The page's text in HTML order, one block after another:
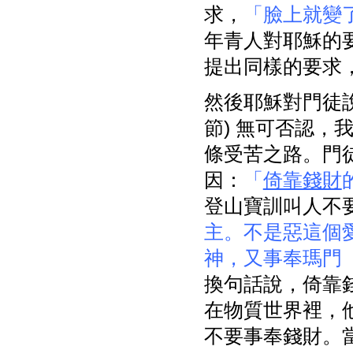
求，
「臉上就
年青人對耶穌的
提出同樣的要求
然後耶穌對門徒
節) 無可否認，
條受苦之路。門
因：
「 倚靠錢財
登山寶訓叫人不
主。不是惡這個
神，又事奉瑪門
換句話說，倚靠
在物質世界裡，
不要事奉錢財。